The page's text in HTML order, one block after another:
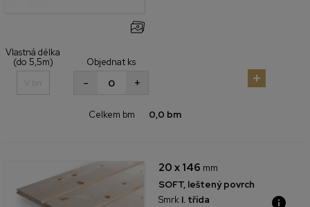
Vlastná délka
(do 5,5m)
Objednat ks
+
-
Celkem bm 0,0 bm
20 x 146 mm
SOFT, leštený povrch
Smrk I. třída